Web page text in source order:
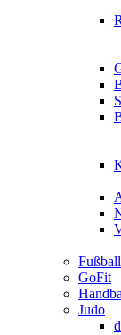
Fußball
GoFit
Judo